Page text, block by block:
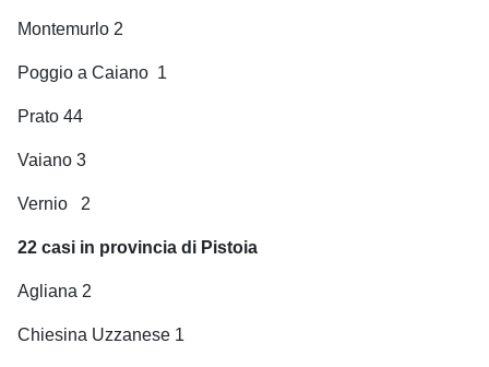
Montemurlo 2
Poggio a Caiano 1
Prato 44
Vaiano 3
Vernio 2
22 casi in provincia di Pistoia
Agliana 2
Chiesina Uzzanese 1